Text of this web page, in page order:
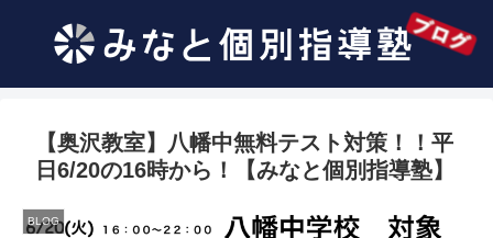
【奥沢教室】八幡中無料テスト対策！！平
日6/20の16時から！【みなと個別指導塾】
BLOG